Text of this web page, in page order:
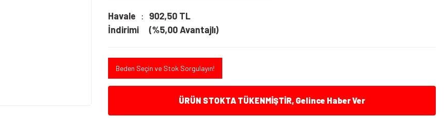
Havale
İndirimi
902,50 TL
(%5,00 Avantajlı)
Beden Seçin ve Stok Sorgulayın!
ÜRÜN STOKTA TÜKENMİŞTİR, Gelince Haber Ver